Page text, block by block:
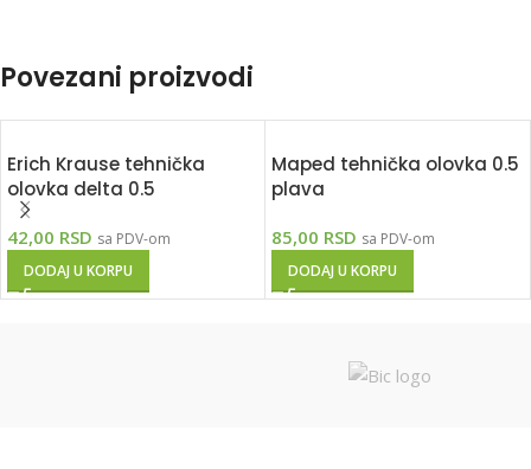
Povezani proizvodi
Erich Krause tehnička
olovka delta 0.5
42,00 RSD sa PDV-om
DODAJ U KORPU
Maped tehnička olovka 0.5
plava
85,00 RSD sa PDV-om
DODAJ U KORPU